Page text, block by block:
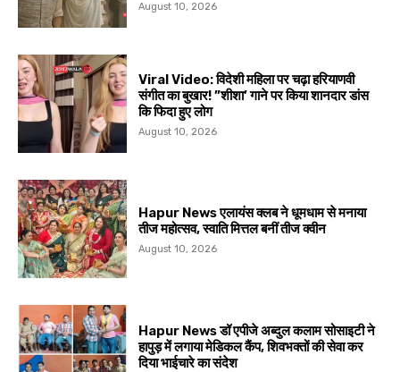
August 10, 2026
Viral Video: विदेशी महिला पर चढ़ा हरियाणवी
संगीत का बुखार! ”शीशा’ गाने पर किया शानदार डांस
कि फिदा हुए लोग
August 10, 2026
Hapur News एलायंस क्लब ने धूमधाम से मनाया
तीज महोत्सव, स्वाति मित्तल बनीं तीज क्वीन
August 10, 2026
Hapur News डॉ एपीजे अब्दुल कलाम सोसाइटी ने
हापुड़ में लगाया मेडिकल कैंप, शिवभक्तों की सेवा कर
दिया भाईचारे का संदेश